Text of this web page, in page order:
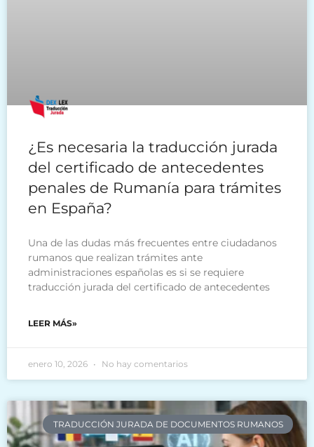
¿Es necesaria la traducción jurada
del certificado de antecedentes
penales de Rumanía para trámites
en España?
Una de las dudas más frecuentes entre ciudadanos
rumanos que realizan trámites ante
administraciones españolas es si se requiere
traducción jurada del certificado de antecedentes
LEER MÁS»
enero 10, 2026 No hay comentarios
TRADUCCIÓN JURADA DE DOCUMENTOS RUMANOS